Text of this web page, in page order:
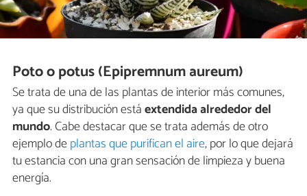
Poto o potus (Epipremnum aureum)
Se trata de una de las plantas de interior más comunes,
ya que su distribución estáextendida alrededor del
mundo. Cabe destacar que se trata además de otro
ejemplo deplantas que purifican el aire, por lo que dejará
tu estancia con una gran sensación de limpieza y buena
energía.